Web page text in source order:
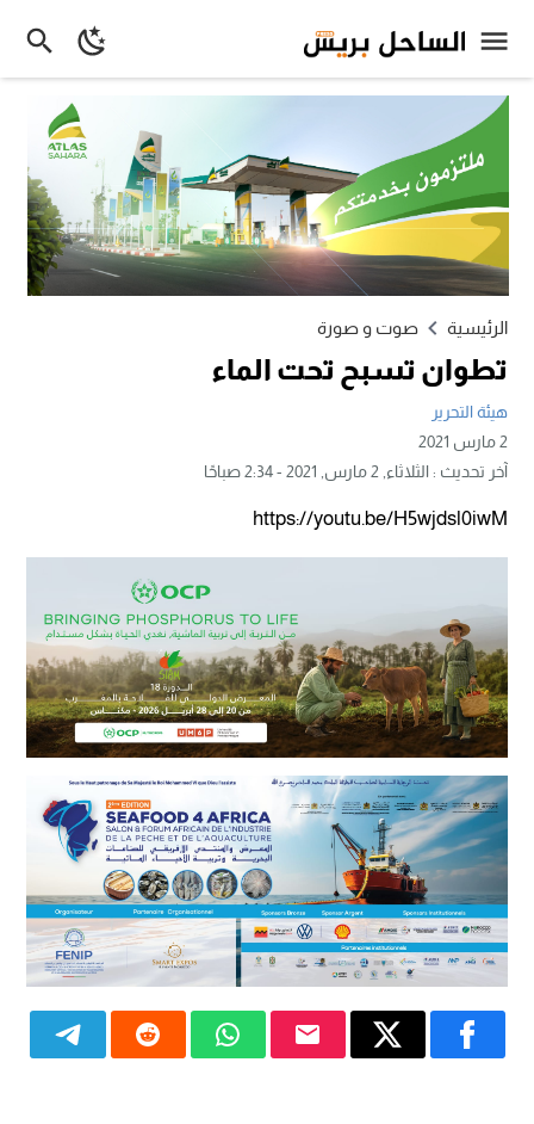
الرئيسية صوت و صورة
تطوان تسبح تحت الماء
هيئة التحرير
2 مارس 2021
آخر تحديث :الثلاثاء, 2 مارس, 2021 - 2:34 صباحًا
https://youtu.be/H5wjdsl0iwM